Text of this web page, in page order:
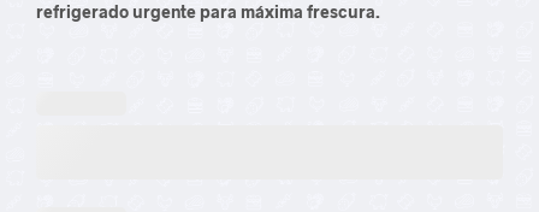
refrigerado urgente para máxima frescura.